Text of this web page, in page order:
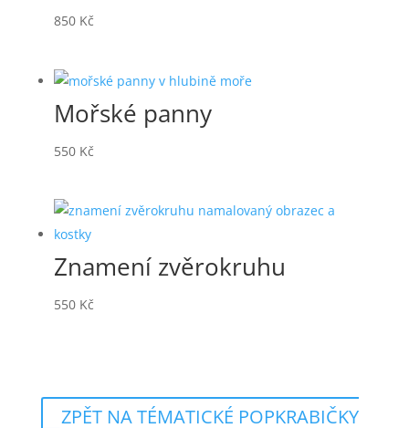
850 Kč
Mořské panny
550 Kč
Znamení zvěrokruhu
550 Kč
ZPĚT NA TÉMATICKÉ POPKRABIČKY